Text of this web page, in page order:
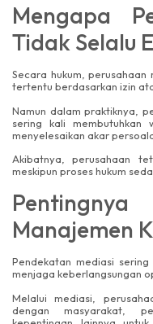
Mengapa
Tidak Selalu
Secara hukum, perusahaan
tertentu berdasarkan izin
Namun dalam praktiknya,
sering kali
menyelesaikan akar
Akibatnya, perusahaan
meskipun proses hukum
Manajemen
Pendekatan mediasi
menjaga keberlangsungan
Melalui mediasi,
dengan masyarakat,